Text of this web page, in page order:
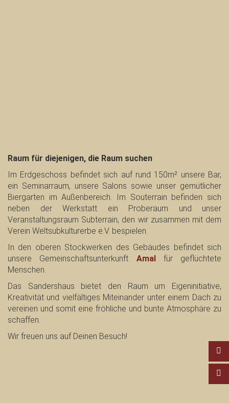
Raum für diejenigen, die Raum suchen
Im Erdgeschoss befindet sich auf rund 150m² unsere Bar,
ein Seminarraum, unsere Salons sowie unser gemütlicher
Biergarten im Außenbereich. Im Souterrain befinden sich
neben der Werkstatt ein Proberaum und unser
Veranstaltungsraum Subterrain, den wir zusammen mit dem
Verein Weltsubkulturerbe e.V. bespielen.
In den oberen Stockwerken des Gebäudes befindet sich
unsere Gemeinschaftsunterkunft Amal
für geflüchtete
Menschen.
Das Sandershaus bietet den
Raum um Eigeninitiative,
Kreativität und vielfältiges Miteinander unter einem Dach zu
vereinen und somit eine fröhliche und bunte Atmosphäre zu
schaffen.
Wir freuen uns auf Deinen Besuch!